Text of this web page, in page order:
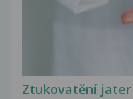
Ztukovatění jater